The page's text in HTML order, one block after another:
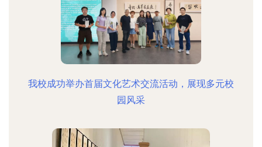
我校成功举办首届文化艺术交流活动，展现多元校
园风采